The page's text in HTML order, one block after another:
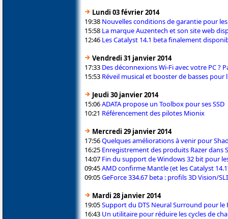
Lundi 03 février 2014
19:38 Nouvelles conditions de garantie pour les
15:58 La marque Auzentech et son site web
12:46 Les Catalyst 14.1 beta finalement
Vendredi 31 janvier 2014
17:33 Des déconnexions Wi-Fi avec votre PC ?
15:53 Réveil musical et booster de basses
Jeudi 30 janvier 2014
15:06ADATA propose un Toolbox pour ses SSD
10:21 Référencement des pilotes Mionix
Mercredi 29 janvier 2014
17:56Quelques améliorations à venir pour
16:25 Enregistrement des produits Razer dans
14:07 Fin du support de Windows 32 bit pour
09:45AMD confirme Mantle (et les Catalyst
09:05GeForce 334.67 beta : profils 3D Vision/
Mardi 28 janvier 2014
19:05Support du DTS Neural Surround pour le
16:43 Un utilitaire pour réduire les cycles de